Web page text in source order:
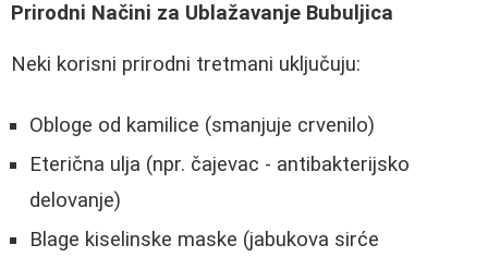
Prirodni Načini za Ublažavanje Bubuljica
Neki korisni prirodni tretmani uključuju:
Obloge od kamilice (smanjuje crvenilo)
Eterična ulja (npr. čajevac - antibakterijsko
delovanje)
Blage kiselinske maske (jabukova sirće